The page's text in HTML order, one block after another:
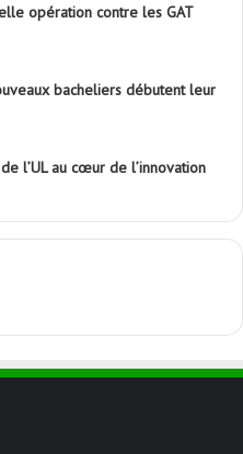
opération contre les GAT
bacheliers débutent leur
l’UL au cœur de l’innovation